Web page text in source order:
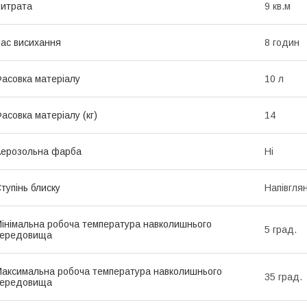
9 кв.м
висихання 8 годин
матеріалу 10 л
матеріалу (кг) 14
фарба Ні
блиску
робоча температура навколишнього
5 град.
робоча температура навколишнього
35 град.